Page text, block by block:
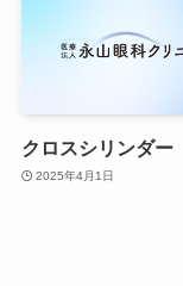
クロスシリンダー
2025年4月1日